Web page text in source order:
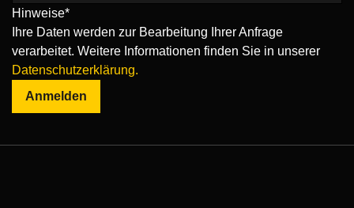
Hinweise*
Ihre Daten werden zur Bearbeitung Ihrer Anfrage
verarbeitet. Weitere Informationen finden Sie in unserer
Datenschutzerklärung.
Anmelden